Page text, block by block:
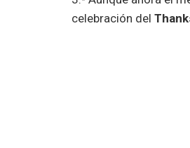
celebración del